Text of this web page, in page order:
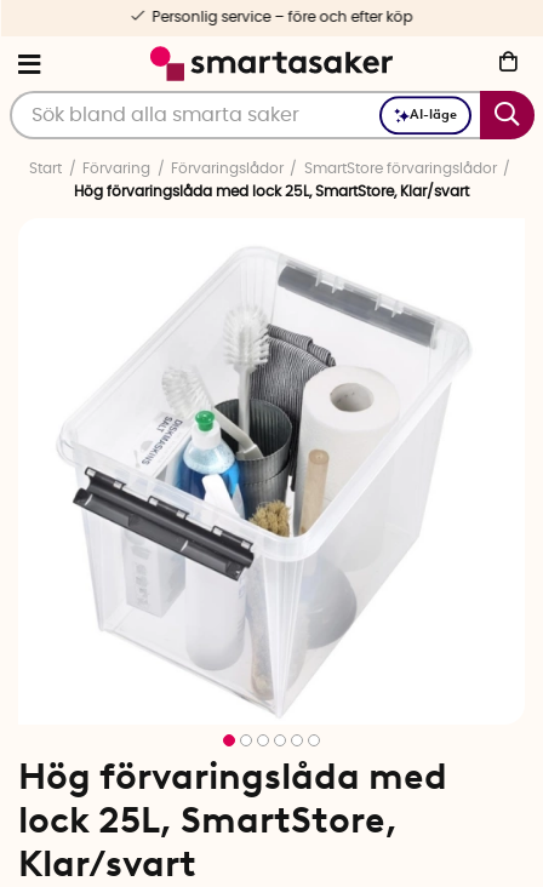
AI-läge
Personlig service – före och efter köp
Start Förvaring Förvaringslådor
SmartStore förvaringslådor
Hög förvaringslåda med lock 25L, SmartStore, Klar/svart
Hög förvaringslåda med
lock 25L, SmartStore,
Klar/svart